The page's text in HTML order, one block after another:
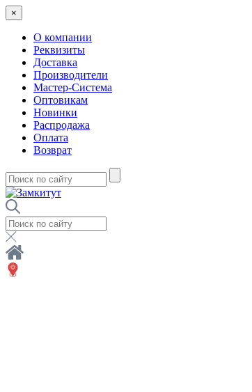
×
О компании
Реквизиты
Доставка
Производители
Мастер-Система
Оптовикам
Новинки
Распродажа
Оплата
Возврат